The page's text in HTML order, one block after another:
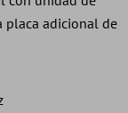
placa adicional de